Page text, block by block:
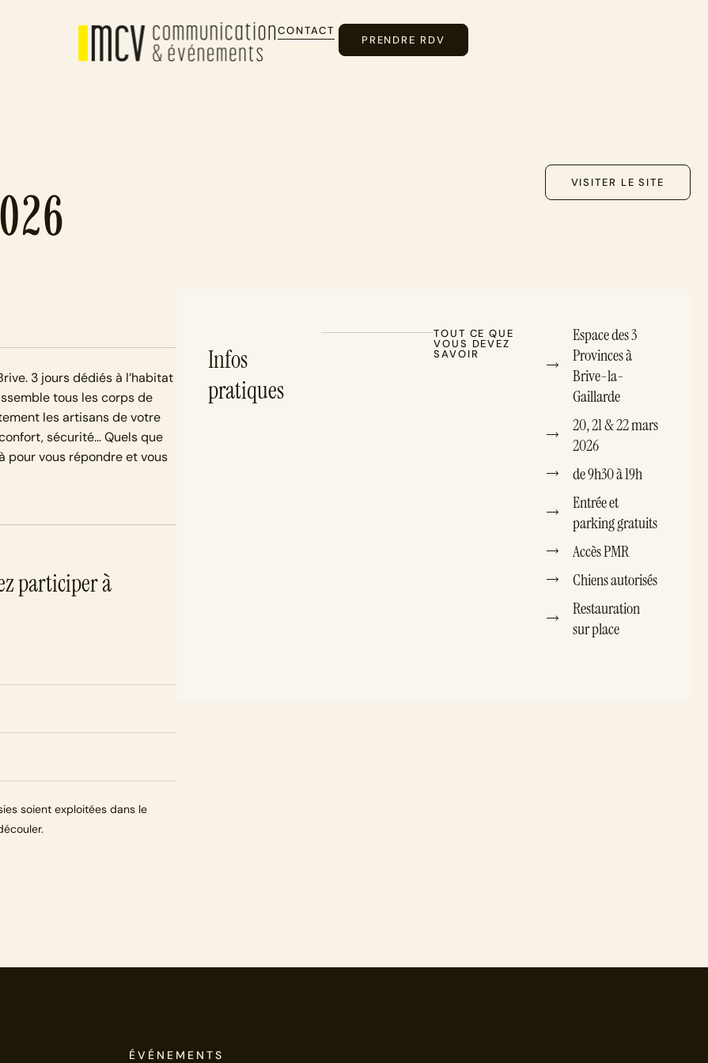
CONTACT
PRENDRE RDV
VISITER LE SITE
3 jours dédiés à l’habitat
tous les corps de
les artisans de votre
sécurité… Quels que
pour vous répondre et vous
participer à
soient exploitées dans le
Infos
pratiques
TOUT CE QUE
VOUS DEVEZ
SAVOIR
Espace des 3
Provinces à
Brive-la-
Gaillarde
20, 21 & 22 mars
2026
de 9h30 à 19h
Entrée et
parking gratuits
Accès PMR
Chiens autorisés
Restauration
sur place
ÉVÉNEMENTS